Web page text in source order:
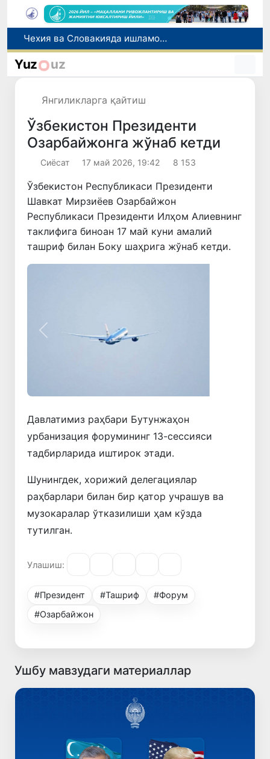
Боланинг фамилиясига отасининг исмини беришга рухсат берилади
Беҳруз Каримов фаолиятини Швейцариянинг «Лугано» клубида давом эттиради
Yuz uz
Янгиликларга қайтиш
Ўзбекистон Президенти
Озарбайжонга жўнаб кетди
Сиёсат 17 май 2026, 19:42 8 153
Ўзбекистон Республикаси Президенти
Шавкат Мирзиёев Озарбайжон
Республикаси Президенти Илҳом Алиевнинг
таклифига биноан 17 май куни амалий
ташриф билан Боку шаҳрига жўнаб кетди.
Олдинги
Давлатимиз раҳбари Бутунжаҳон
урбанизация форумининг 13-сессияси
тадбирларида иштирок этади.
Шунингдек, хорижий делегациялар
раҳбарлари билан бир қатор учрашув ва
музокаралар ўтказилиши ҳам кўзда
тутилган.
Улашиш:
#Президент #Ташриф
#Форум
#Озарбайжон
Ушбу мавзудаги материаллар